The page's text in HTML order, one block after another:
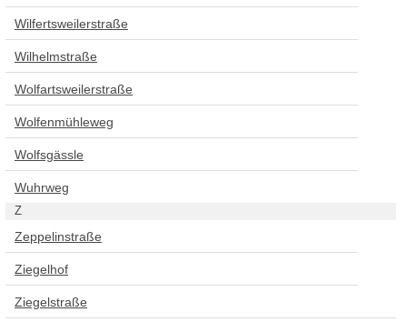
Wilfertsweilerstraße
Wilhelmstraße
Wolfartsweilerstraße
Wolfenmühleweg
Wolfsgässle
Wuhrweg
Z
Zeppelinstraße
Ziegelhof
Ziegelstraße